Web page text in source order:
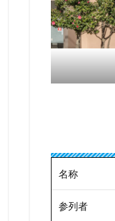
名称
参列者